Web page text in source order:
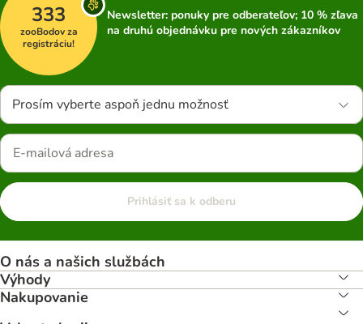
333
zooBodov za
registráciu!
Newsletter: ponuky pre odberateľov; 10 % zľava
na druhú objednávku pre nových zákazníkov
Prosím vyberte aspoň jednu možnosť
Prihlásiť sa k odberu
O nás a našich službách
Výhody
Nakupovanie